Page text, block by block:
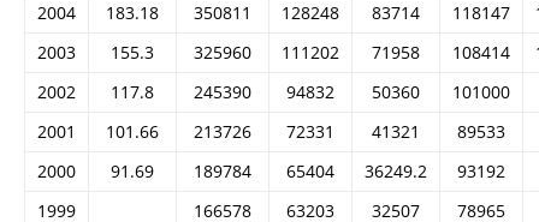
2004
183.18 350811 128248 83714 118147
2003
155.3 325960 111202 71958 108414
2002
117.8 245390 94832 50360
101000
2001
101.66 213726 72331 41321
89533
2000
91.69 189784 65404 36249.2
93192
1999
166578 63203 32507 78965